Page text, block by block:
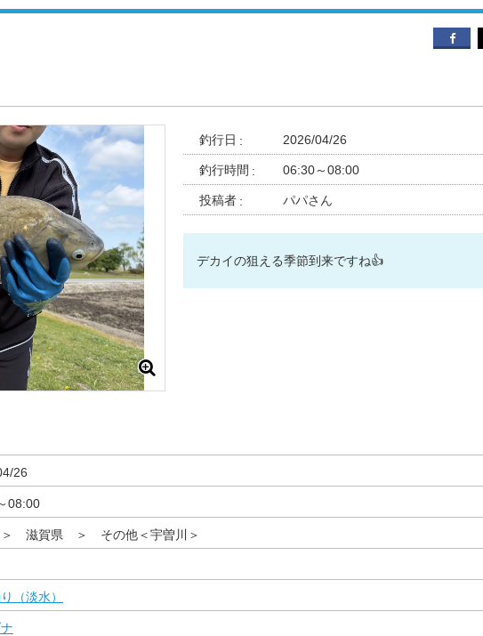
釣行日 2026/04/26
釣行時間 06:30～08:00
投稿者 パパさん
デカイの狙える季節到来ですね👍
26
08:00
滋賀県 ＞ その他＜宇曽川＞
（淡水）